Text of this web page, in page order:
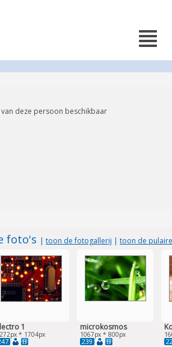
deze persoon beschikbaar
foto's | toon de fotogallerij | toon de
1
* 1704px
microkosmos
1067px * 800px
239